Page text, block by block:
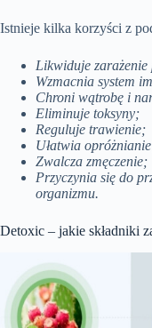
Istnieje kilka korzyści z
Likwiduje zarażenie
Wzmacnia system
Chroni wątrobę i
Eliminuje toksyny;
Reguluje trawienie;
Ułatwia
Zwalcza zmęczenie;
Przyczynia się do
organizmu.
Detoxic – jakie składniki